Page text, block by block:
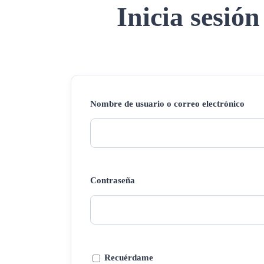
Inicia sesión
Nombre de usuario o correo electrónico
Contraseña
Recuérdame